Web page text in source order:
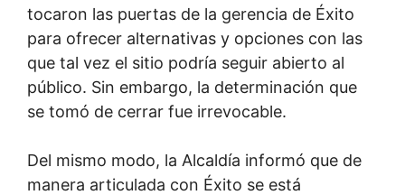
tocaron las puertas de la gerencia de Éxito
para ofrecer alternativas y opciones con las
que tal vez el sitio podría seguir abierto al
público. Sin embargo, la determinación que
se tomó de cerrar fue irrevocable.
Del mismo modo, la Alcaldía informó que de
manera articulada con Éxito se está